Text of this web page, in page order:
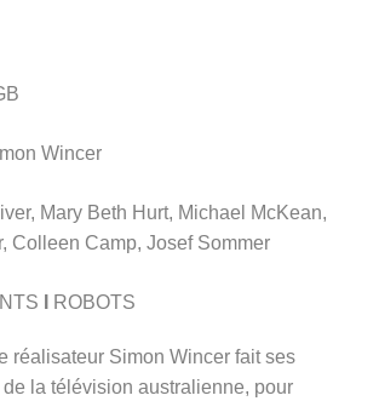
Wincer
Mary Beth Hurt, Michael McKean,
Colleen Camp, Josef Sommer
ROBOTS
réalisateur Simon Wincer fait ses
la télévision australienne, pour